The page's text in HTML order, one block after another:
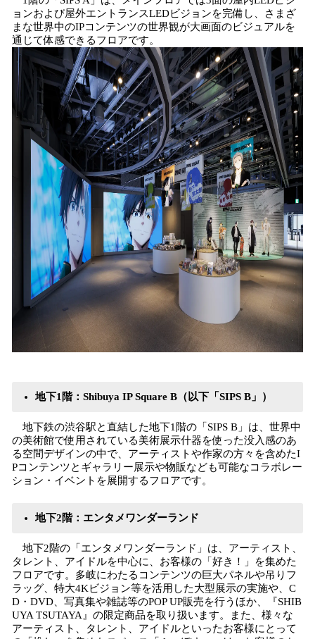
ョンおよび屋外エントランスLEDビジョンを完備し、さまざ
まな世界中のIPコンテンツの世界観が大画面のビジュアルを
通じて体感できるフロアです。
地下1階：Shibuya IP Square B（以下「SIPS B」）
地下鉄の渋谷駅と直結した地下1階の「SIPS B」は、世界中
の美術館で使用されている美術展示什器を使った没入感のあ
る空間デザインの中で、アーティストや作家の方々を含めたI
Pコンテンツとギャラリー展示や物販なども可能なコラボレー
ション・イベントを展開するフロアです。
地下2階：エンタメワンダーランド
地下2階の「エンタメワンダーランド」は、アーティスト、
タレント、アイドルを中心に、お客様の「好き！」を集めた
フロアです。多岐にわたるコンテンツの巨大パネルや吊りフ
ラッグ、特大4Kビジョン等を活用した大型展示の実施や、C
D・DVD、写真集や雑誌等のPOP UP販売を行うほか、『SHIB
UYA TSUTAYA』の限定商品を取り扱います。また、様々な
アーティスト、タレント、アイドルといったお客様にとって